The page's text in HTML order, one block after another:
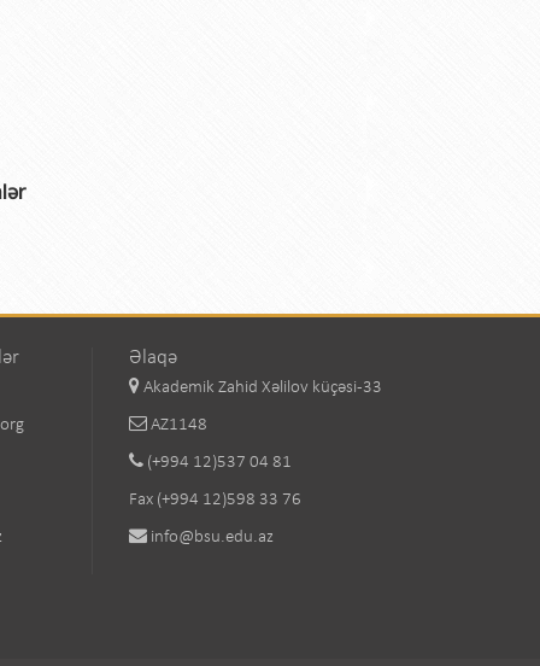
Əlaqə
Akademik Zahid Xəlilov küçəsi-33
AZ1148
(+994 12)537 04 81
Fax (+994 12)598 33 76
info@bsu.edu.az